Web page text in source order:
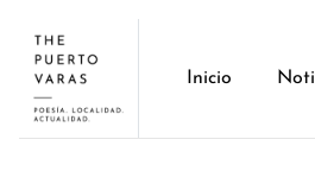
Inicio